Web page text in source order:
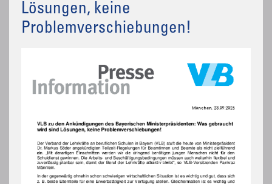
Lösungen, keine
Problemverschiebungen!